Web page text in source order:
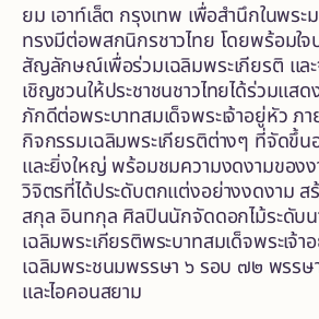
ยม เอาท์เล็ต กรุงเทพ เพื่อสำนึกในพร
ทรงมีต่อพสกนิกรชาวไทย โดยพร้อมใจ
สัญลักษณ์เพื่อร่วมเฉลิมพระเกียรติ แล
เชิญชวนให้ประชาชนชาวไทยได้ร่วมแส
ภักดีต่อพระบาทสมเด็จพระเจ้าอยู่หัว ภ
กิจกรรมเฉลิมพระเกียรติต่างๆ ที่จัดขึ้น
และยิ่งใหญ่ พร้อมชมความงดงามของ
วิจิตรที่ได้ประดับตกแต่งอย่างงดงาม
สกุล อินทกุล ศิลปินนักจัดดอกไม้ระดับน
เฉลิมพระเกียรติพระบาทสมเด็จพระเจ้า
เฉลิมพระชนมพรรษา ๖ รอบ ๗๒ พรร
และไอคอนสยาม